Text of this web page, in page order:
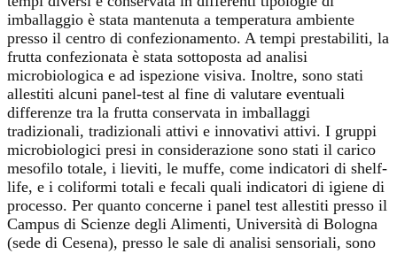
imballaggio è stata mantenuta a temperatura ambiente
presso il centro di confezionamento. A tempi prestabiliti, la
frutta confezionata è stata sottoposta ad analisi
microbiologica e ad ispezione visiva. Inoltre, sono stati
allestiti alcuni panel-test al fine di valutare eventuali
differenze tra la frutta conservata in imballaggi
tradizionali, tradizionali attivi e innovativi attivi. I gruppi
microbiologici presi in considerazione sono stati il carico
mesofilo totale, i lieviti, le muffe, come indicatori di shelf-
life, e i coliformi totali e fecali quali indicatori di igiene di
processo. Per quanto concerne i panel test allestiti presso il
Campus di Scienze degli Alimenti, Università di Bologna
(sede di Cesena), presso le sale di analisi sensoriali, sono